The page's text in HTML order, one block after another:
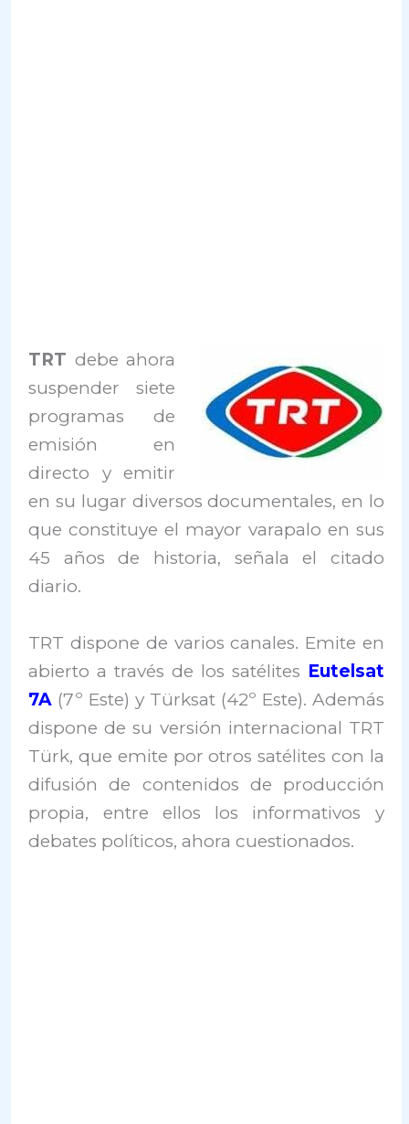
TRT debe ahora
suspender siete
programas de
emisión en
directo y emitir
en su lugar diversos documentales, en lo
que constituye el mayor varapalo en sus
45 años de historia, señala el citado
diario.
TRT dispone de varios canales. Emite en
abierto a través de los satélites Eutelsat
7A (7º Este) y Türksat (42º Este). Además
dispone de su versión internacional TRT
Türk, que emite por otros satélites con la
difusión de contenidos de producción
propia, entre ellos los informativos y
debates políticos, ahora cuestionados.